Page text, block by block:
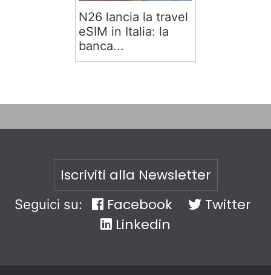
N26 lancia la travel
eSIM in Italia: la
banca...
Iscriviti alla Newsletter
Seguici su: Facebook
Twitter
Linkedin